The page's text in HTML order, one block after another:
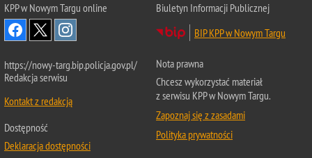
KPP w Nowym Targu online
Biuletyn Informacji Publicznej
BIP KPP w Nowym Targu
https://nowy-targ.bip.policja.gov.pl/
Redakcja serwisu
Kontakt z redakcją
Dostępność
Deklaracja dostępności
Nota prawna
Chcesz wykorzystać materiał
z serwisu KPP w Nowym Targu.
Zapoznaj się z zasadami
Polityka prywatności